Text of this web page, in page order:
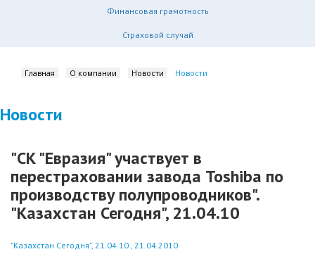
Финансовая грамотность
Страховой случай
Главная О компании Новости Новости
Новости
"СК "Евразия" участвует в
перестраховании завода Toshiba по
производству полупроводников".
"Казахстан Сегодня", 21.04.10
"Казахстан Сегодня", 21.04.10 , 21.04.2010